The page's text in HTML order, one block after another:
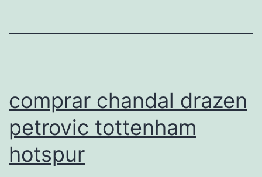
comprar chandal drazen
petrovic tottenham
hotspur